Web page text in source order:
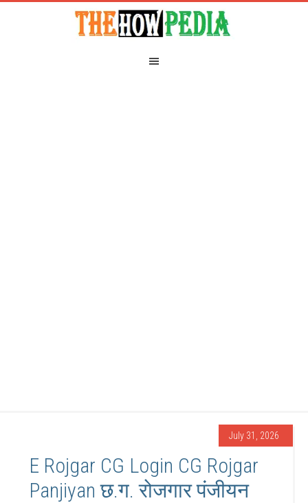
July 31, 2026
E Rojgar CG Login CG Rojgar
Panjiyan छ.ग. रोजगार पंजीयन